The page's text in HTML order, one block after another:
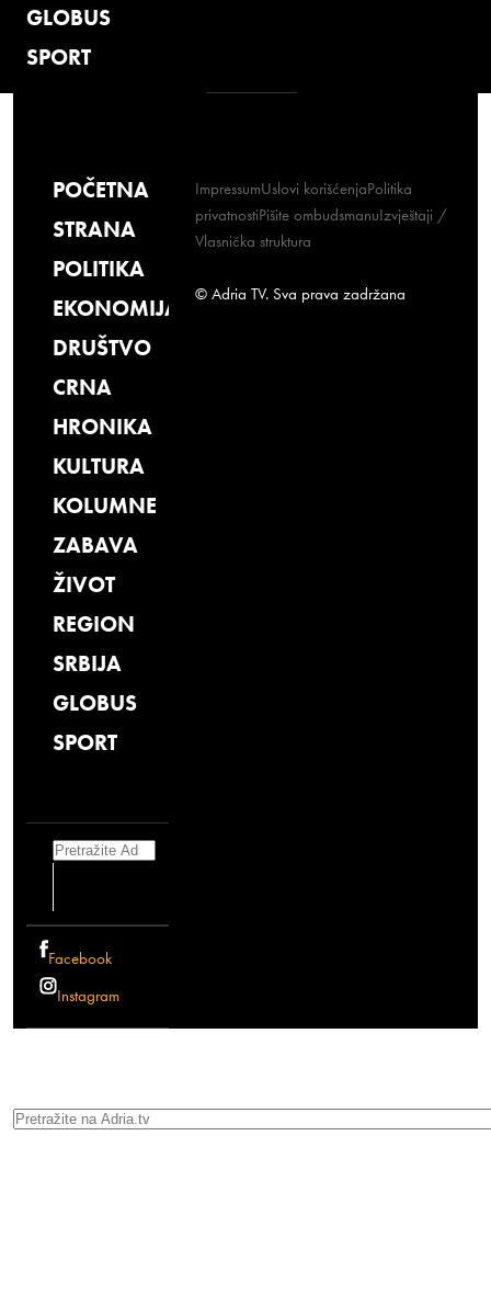
GLOBUS
SPORT
POČETNA
STRANA
POLITIKA
EKONOMIJA
DRUŠTVO
CRNA
HRONIKA
KULTURA
KOLUMNE
ZABAVA
ŽIVOT
REGION
SRBIJA
GLOBUS
SPORT
Search
Facebook
Instagram
ImpressumUslovi korišćenjaPolitika
privatnostiPišite ombudsmanuIzvještaji /
Vlasnička struktura
© Adria TV. Sva prava zadržana
Search